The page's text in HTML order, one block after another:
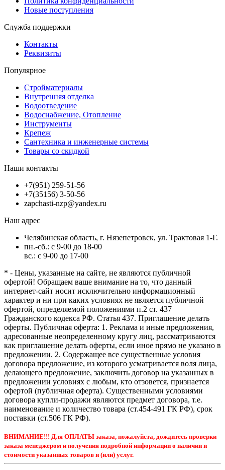
Новые поступления
Служба поддержки
Контакты
Реквизиты
Популярное
Стройматериалы
Внутренняя отделка
Водоотведение
Водоснабжение, Отопление
Инструменты
Крепеж
Сантехника и инженерные системы
Товары со скидкой
Наши контакты
+7(951) 259-51-56
+7(35156) 3-50-56
zapchasti-nzp@yandex.ru
Наш адрес
Челябинская область, г. Нязепетровск, ул. Трактовая 1-Г.
пн.-сб.: с 9-00 до 18-00
вс.: с 9-00 до 17-00
* - Цены, указанные на сайте, не являются публичной
офертой! Обращаем ваше внимание на то, что данный
интернет-сайт носит исключительно информационный
характер и ни при каких условиях не является публичной
офертой, определяемой положениями п.2 ст. 437
Гражданского кодекса РФ. Статья 437. Приглашение делать
оферты. Публичная оферта: 1. Реклама и иные предложения,
адресованные неопределенному кругу лиц, рассматриваются
как приглашение делать оферты, если иное прямо не указано в
предложении. 2. Содержащее все существенные условия
договора предложение, из которого усматривается воля лица,
делающего предложение, заключить договор на указанных в
предложении условиях с любым, кто отзовется, признается
офертой (публичная оферта). Существенными условиями
договора купли-продажи являются предмет договора, т.е.
наименование и количество товара (ст.454-491 ГК РФ), срок
поставки (ст.506 ГК РФ).
ВНИМАНИЕ!!! Для ОПЛАТЫ заказа, пожалуйста, дождитесь проверки
заказа менеджером и получения подробной информации о наличии и
стоимости указанных товаров и (или) услуг.